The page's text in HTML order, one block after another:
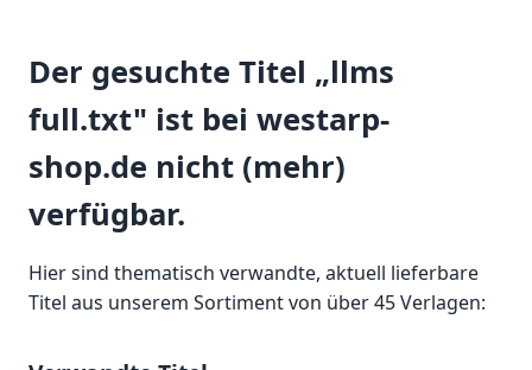
Der gesuchte Titel „llms
full.txt" ist bei westarp-
shop.de nicht (mehr)
verfügbar.
Hier sind thematisch verwandte, aktuell lieferbare
Titel aus unserem Sortiment von über 45 Verlagen: